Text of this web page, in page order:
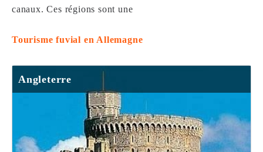
canaux. Ces régions sont une
Tourisme fuvial en Allemagne
Angleterre